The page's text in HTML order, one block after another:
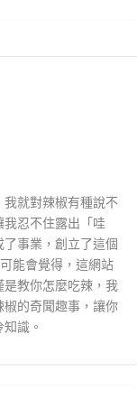
就對辣椒有種說不
忍不住露出「哇
事業，創立了這個
能會覺得，這網站
教你怎麼吃辣，我
的奇聞趣事，讓你
識。